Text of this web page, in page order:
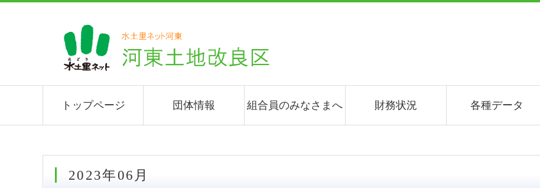
トップページ 団体情報 組合員のみなさまへ 財務状況 各種データ
2023年06月